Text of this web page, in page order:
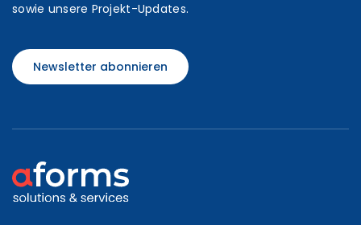
sowie unsere Projekt-Updates.
Newsletter abonnieren